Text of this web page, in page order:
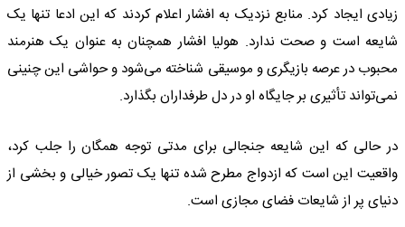
زیادی ایجاد کرد. منابع نزدیک به افشار اعلام کردند که این ادعا تنها یک
شایعه است و صحت ندارد. هولیا افشار همچنان به عنوان یک هنرمند
محبوب در عرصه بازیگری و موسیقی شناخته می‌شود و حواشی این چنینی
نمی‌تواند تأثیری بر جایگاه او در دل طرفداران بگذارد.
در حالی که این شایعه جنجالی برای مدتی توجه همگان را جلب کرد،
واقعیت این است که ازدواج مطرح شده تنها یک تصور خیالی و بخشی از
دنیای پر از شایعات فضای مجازی است.